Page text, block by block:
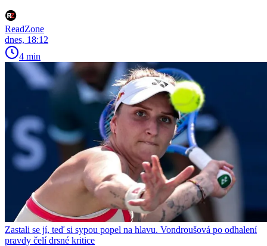
ReadZone
dnes, 18:12
4 min
Zastali se jí, teď si sypou popel na hlavu. Vondroušová po odhalení
pravdy čelí drsné kritice